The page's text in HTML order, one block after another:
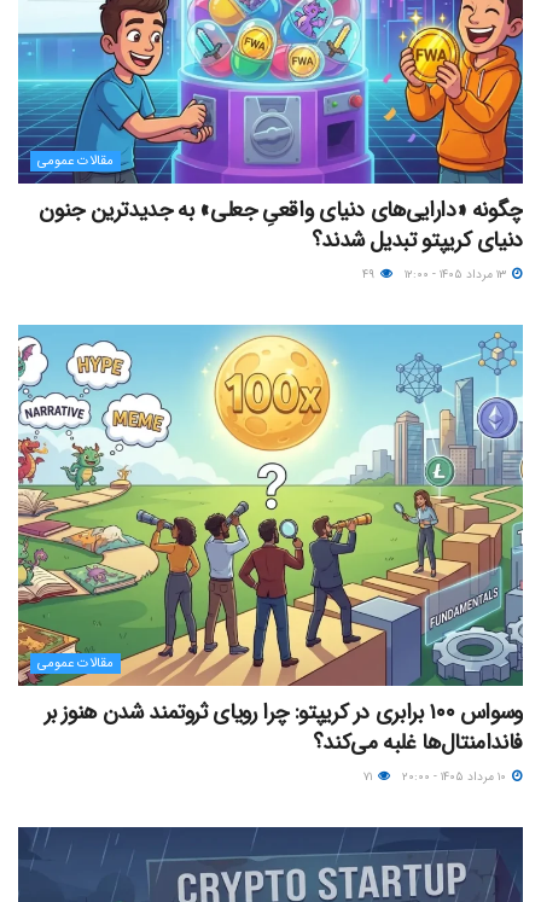
مقالات عمومی
چگونه «دارایی‌های دنیای واقعیِ جعلی» به جدیدترین جنون
دنیای کریپتو تبدیل شدند؟
مقالات عمومی
وسواس ۱۰۰ برابری در کریپتو: چرا رویای ثروتمند شدن هنوز بر
فاندامنتال‌ها غلبه می‌کند؟